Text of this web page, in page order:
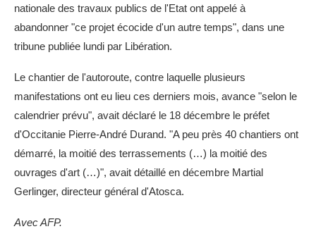
nationale des travaux publics de l'Etat ont appelé à
abandonner "ce projet écocide d'un autre temps", dans une
tribune publiée lundi par Libération.
Le chantier de l'autoroute, contre laquelle plusieurs
manifestations ont eu lieu ces derniers mois, avance "selon le
calendrier prévu", avait déclaré le 18 décembre le préfet
d'Occitanie Pierre-André Durand. "A peu près 40 chantiers ont
démarré, la moitié des terrassements (…) la moitié des
ouvrages d'art (…)", avait détaillé en décembre Martial
Gerlinger, directeur général d'Atosca.
Avec AFP.